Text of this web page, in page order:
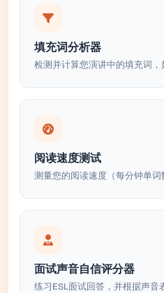
填充词分析器
检测并计算您演讲中的填充词，
阅读速度测试
测量您的阅读速度（每分钟单
面试声音自信评分器
练习ESL面试回答，并根据声音